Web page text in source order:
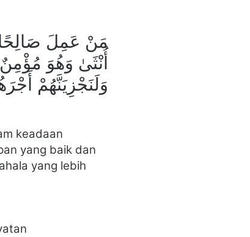
مَنْ عَمِلَ
أُنْثَىٰ وَهُوَ
وَلَنَجْزِيَنَّهُمْ
keadaan
yang baik dan
yang lebih